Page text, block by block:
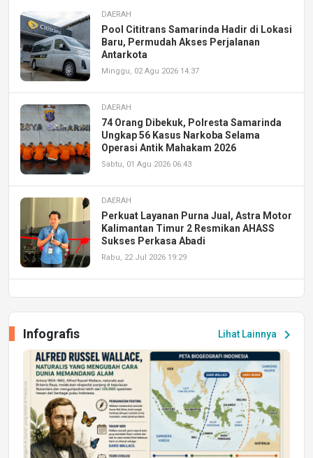
DAERAH
Pool Cititrans Samarinda Hadir di Lokasi
Baru, Permudah Akses Perjalanan
Antarkota
Minggu, 02 Agu 2026 14:37
DAERAH
74 Orang Dibekuk, Polresta Samarinda
Ungkap 56 Kasus Narkoba Selama
Operasi Antik Mahakam 2026
Sabtu, 01 Agu 2026 06:43
DAERAH
Perkuat Layanan Purna Jual, Astra Motor
Kalimantan Timur 2 Resmikan AHASS
Sukses Perkasa Abadi
Rabu, 22 Jul 2026 19:29
Peluang Kerja dan Magang
Jumat, 17 Jul 2026 22:30
DAERAH
Astra Motor Kalimantan Timur 2 Dukung
Mahasiswa Samarinda dalam Astra
Honda SDGs Future Leaders 2026
Jumat, 10 Jul 2026 19:01
Lihat Lainnya chevron_right
Infografis